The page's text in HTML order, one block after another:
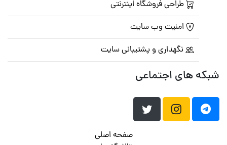
طراحی فروشگاه اینترنتی
امنیت وب سایت
نگهداری و پشتیبانی سایت
شبکه های اجتماعی
صفحه اصلی